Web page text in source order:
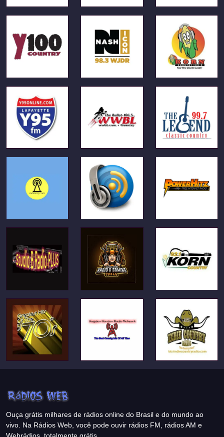
Ouça grátis milhares de rádios online do Brasil e do mundo ao
vivo. Na Rádios Web, você pode ouvir rádios FM, rádios AM e